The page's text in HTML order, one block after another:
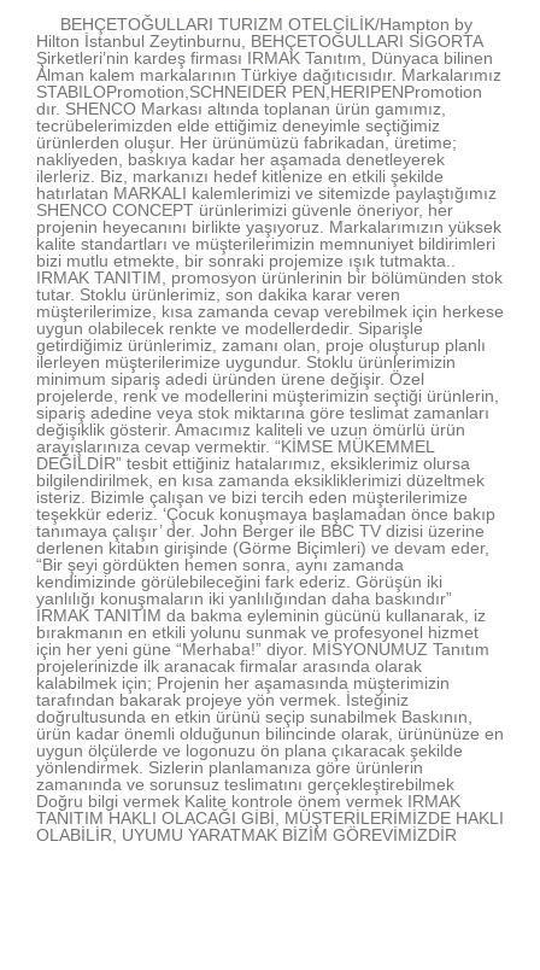
BEHÇETOĞULLARI TURIZM OTELCİLİK/Hampton by
Hilton İstanbul Zeytinburnu, BEHÇETOĞULLARI SİGORTA
Şirketleri’nin kardeş firması IRMAK Tanıtım, Dünyaca bilinen
Alman kalem markalarının Türkiye dağıtıcısıdır. Markalarımız
STABILOPromotion,SCHNEIDER PEN,HERIPENPromotion
dır. SHENCO Markası altında toplanan ürün gamımız,
tecrübelerimizden elde ettiğimiz deneyimle seçtiğimiz
ürünlerden oluşur. Her ürünümüzü fabrikadan, üretime;
nakliyeden, baskıya kadar her aşamada denetleyerek
ilerleriz. Biz, markanızı hedef kitlenize en etkili şekilde
hatırlatan MARKALI kalemlerimizi ve sitemizde paylaştığımız
SHENCO CONCEPT ürünlerimizi güvenle öneriyor, her
projenin heyecanını birlikte yaşıyoruz. Markalarımızın yüksek
kalite standartları ve müşterilerimizin memnuniyet bildirimleri
bizi mutlu etmekte, bir sonraki projemize ışık tutmakta..
IRMAK TANITIM, promosyon ürünlerinin bir bölümünden stok
tutar. Stoklu ürünlerimiz, son dakika karar veren
müşterilerimize, kısa zamanda cevap verebilmek için herkese
uygun olabilecek renkte ve modellerdedir. Siparişle
getirdiğimiz ürünlerimiz, zamanı olan, proje oluşturup planlı
ilerleyen müşterilerimize uygundur. Stoklu ürünlerimizin
minimum sipariş adedi üründen ürene değişir. Özel
projelerde, renk ve modellerini müşterimizin seçtiği ürünlerin,
sipariş adedine veya stok miktarına göre teslimat zamanları
değişiklik gösterir. Amacımız kaliteli ve uzun ömürlü ürün
arayışlarınıza cevap vermektir. “KİMSE MÜKEMMEL
DEĞİLDİR” tesbit ettiğiniz hatalarımız, eksiklerimiz olursa
bilgilendirilmek, en kısa zamanda eksikliklerimizi düzeltmek
isteriz. Bizimle çalışan ve bizi tercih eden müşterilerimize
teşekkür ederiz. ‘Çocuk konuşmaya başlamadan önce bakıp
tanımaya çalışır’ der. John Berger ile BBC TV dizisi üzerine
derlenen kitabın girişinde (Görme Biçimleri) ve devam eder,
“Bir şeyi gördükten hemen sonra, aynı zamanda
kendimizinde görülebileceğini fark ederiz. Görüşün iki
yanlılığı konuşmaların iki yanlılığından daha baskındır”
IRMAK TANITIM da bakma eyleminin gücünü kullanarak, iz
bırakmanın en etkili yolunu sunmak ve profesyonel hizmet
için her yeni güne “Merhaba!” diyor. MİSYONUMUZ Tanıtım
projelerinizde ilk aranacak firmalar arasında olarak
kalabilmek için; Projenin her aşamasında müşterimizin
tarafından bakarak projeye yön vermek. İsteğiniz
doğrultusunda en etkin ürünü seçip sunabilmek Baskının,
ürün kadar önemli olduğunun bilincinde olarak, ürününüze en
uygun ölçülerde ve logonuzu ön plana çıkaracak şekilde
yönlendirmek. Sizlerin planlamanıza göre ürünlerin
zamanında ve sorunsuz teslimatını gerçekleştirebilmek
Doğru bilgi vermek Kalite kontrole önem vermek IRMAK
TANITIM HAKLI OLACAĞI GİBİ, MÜŞTERİLERİMİZDE HAKLI
OLABİLİR, UYUMU YARATMAK BİZİM GÖREVİMİZDİR